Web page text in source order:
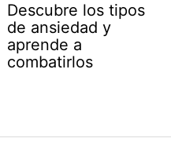
Descubre los tipos
de ansiedad y
aprende a
combatirlos